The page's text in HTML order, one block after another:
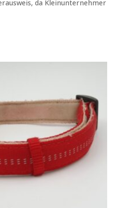
da Kleinunternehmer